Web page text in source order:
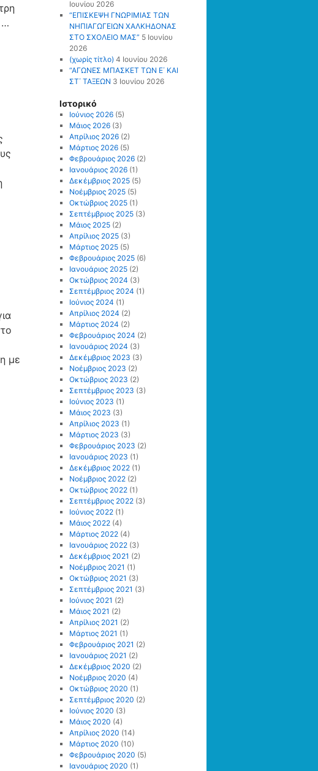
…
με
Ιουνίου 2026
“ΕΠΙΣΚΕΨΗ ΓΝΩΡΙΜΙΑΣ ΤΩΝ
ΝΗΠΙΑΓΩΓΕΙΩΝ ΧΑΛΚΗΔΟΝΑΣ
ΣΤΟ ΣΧΟΛΕΙΟ ΜΑΣ” 5 Ιουνίου
2026
(χωρίς τίτλο) 4 Ιουνίου 2026
“ΑΓΩΝΕΣ ΜΠΑΣΚΕΤ ΤΩΝ Ε΄ ΚΑΙ
ΣΤ΄ ΤΑΞΕΩΝ 3 Ιουνίου 2026
Ιστορικό
Ιούνιος 2026(5)
Μάιος 2026(3)
Απρίλιος 2026(2)
Μάρτιος 2026(5)
Φεβρουάριος 2026(2)
Ιανουάριος 2026(1)
Δεκέμβριος 2025(5)
Νοέμβριος 2025(5)
Οκτώβριος 2025(1)
Σεπτέμβριος 2025(3)
Μάιος 2025(2)
Απρίλιος 2025(3)
Μάρτιος 2025(5)
Φεβρουάριος 2025(6)
Ιανουάριος 2025(2)
Οκτώβριος 2024 (3)
Σεπτέμβριος 2024 (1)
Ιούνιος 2024 (1)
Απρίλιος 2024 (2)
Μάρτιος 2024 (2)
Φεβρουάριος 2024 (2)
Ιανουάριος 2024 (3)
Δεκέμβριος 2023 (3)
Νοέμβριος 2023 (2)
Οκτώβριος 2023 (2)
Σεπτέμβριος 2023 (3)
Ιούνιος 2023 (1)
Μάιος 2023 (3)
Απρίλιος 2023 (1)
Μάρτιος 2023 (3)
Φεβρουάριος 2023 (2)
Ιανουάριος 2023 (1)
Δεκέμβριος 2022(1)
Νοέμβριος 2022(2)
Οκτώβριος 2022(1)
Σεπτέμβριος 2022(3)
Ιούνιος 2022(1)
Μάιος 2022(4)
Μάρτιος 2022(4)
Ιανουάριος 2022(3)
Δεκέμβριος 2021 (2)
Νοέμβριος 2021 (1)
Οκτώβριος 2021 (3)
Σεπτέμβριος 2021 (3)
Ιούνιος 2021 (2)
Μάιος 2021 (2)
Απρίλιος 2021 (2)
Μάρτιος 2021 (1)
Φεβρουάριος 2021 (2)
Ιανουάριος 2021 (2)
Δεκέμβριος 2020 (2)
Νοέμβριος 2020 (4)
Οκτώβριος 2020 (1)
Σεπτέμβριος 2020 (2)
Ιούνιος 2020 (3)
Μάιος 2020 (4)
Απρίλιος 2020 (14)
Μάρτιος 2020 (10)
Φεβρουάριος 2020 (5)
Ιανουάριος 2020 (1)